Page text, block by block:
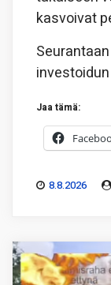
kasvoivat
Jaa tämä:
8.8.2026